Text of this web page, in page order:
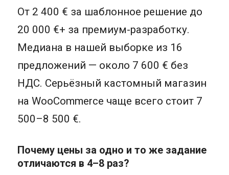
От 2 400 € за шаблонное решение до
20 000 €+ за премиум-разработку.
Медиана в нашей выборке из 16
предложений — около 7 600 € без
НДС. Серьёзный кастомный магазин
на WooCommerce чаще всего стоит 7
500–8 500 €.
Почему цены за одно и то же задание
отличаются в 4–8 раз?